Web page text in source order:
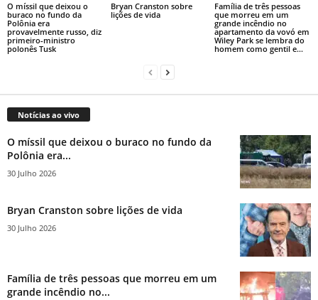
O míssil que deixou o
buraco no fundo da
Polônia era
provavelmente russo, diz
primeiro-ministro
polonês Tusk
Bryan Cranston sobre
lições de vida
Família de três pessoas
que morreu em um
grande incêndio no
apartamento da vovó em
Wiley Park se lembra do
homem como gentil e...
Notícias ao vivo
O míssil que deixou o buraco no fundo da
Polônia era...
30 Julho 2026
Bryan Cranston sobre lições de vida
30 Julho 2026
Família de três pessoas que morreu em um
grande incêndio no...